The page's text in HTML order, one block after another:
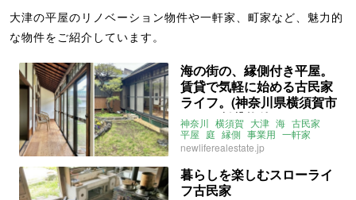
大津の平屋のリノベーション物件や一軒家、町家など、魅力的
な物件をご紹介しています。
海の街の、縁側付き平屋。
賃貸で気軽に始める古民家
ライフ。(神奈川県横須賀市
98㎡の賃貸物件)
神奈川 横須賀 大津 海 古民家
平屋 庭 縁側 事業用 一軒家
大家女子 新しい暮らし発見不動産
賃貸
newliferealestate.jp
暮らしを楽しむスローライ
フ古民家